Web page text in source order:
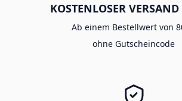
KOSTENLOSER
Ab einem Bestellwert von
ohne Gutscheincode